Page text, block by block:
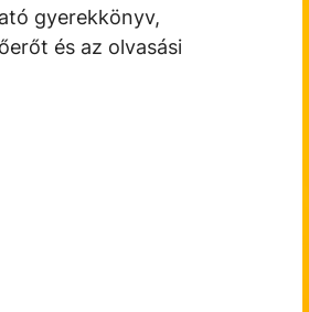
gyerekkönyv,
és az olvasási